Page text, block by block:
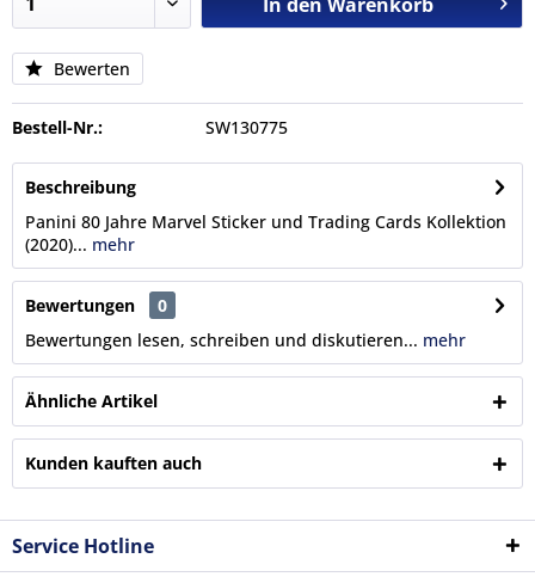
Bewerten
Bestell-Nr.: SW130775
Beschreibung
Panini 80 Jahre Marvel Sticker und Trading Cards Kollektion
(2020)... mehr
Bewertungen
0
Bewertungen lesen, schreiben und diskutieren... mehr
Ähnliche Artikel
Kunden kauften auch
Service Hotline